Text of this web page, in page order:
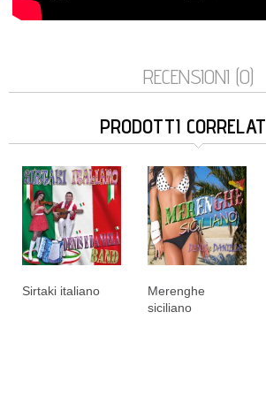
RECENSIONI (0)
PRODOTTI
Sirtaki italiano
Merenghe
siciliano